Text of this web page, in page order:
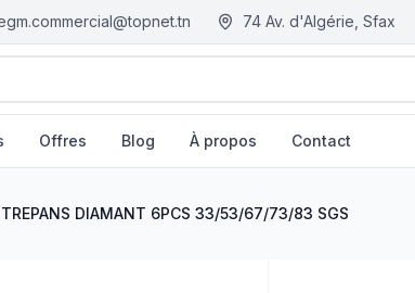
74 Av. d'Algérie, Sfax
Offres Blog À propos Contact
TREPANS DIAMANT 6PCS 33/53/67/73/83 SGS